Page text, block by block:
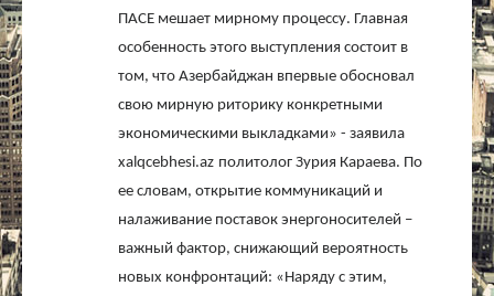
ПАСЕ мешает мирному процессу. Главная
особенность этого выступления состоит в
том, что Азербайджан впервые обосновал
свою мирную риторику конкретными
экономическими выкладками» - заявила
xalqcebhesi.az политолог Зурия Караева. По
ее словам, открытие коммуникаций и
налаживание поставок энергоносителей –
важный фактор, снижающий вероятность
новых конфронтаций: «Наряду с этим,